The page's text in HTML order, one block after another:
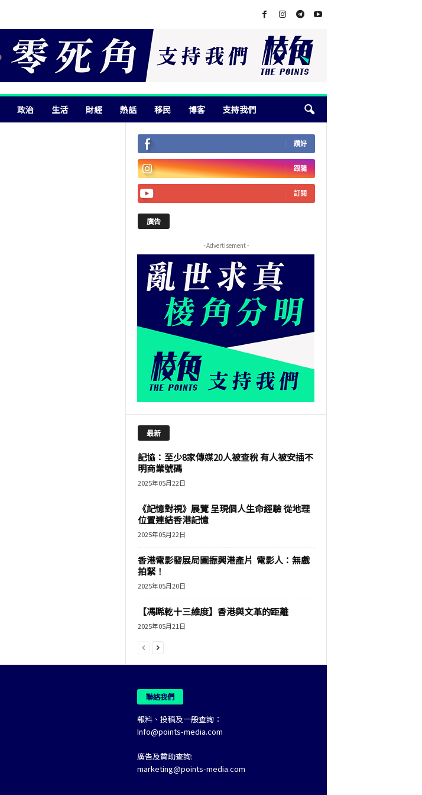
政治 生活 財經 熱話 移民 博客 支持我們
讚好
跟隨
訂閱
廣告
- Advertisement -
最新
記協：至少8家傳媒20人被查稅 有人被安插不
明商業號碼
2025年05月22日
《記憶對視》展覽 呈現個人生命經驗 從地理
位置連結香港記憶
2025年05月22日
香港電影發展局圖振興港產片 電影人：無戲
拍緊！
2025年05月20日
【馮睎乾十三維度】香港與文革的距離
2025年05月21日
聯絡我們
報料、投稿及一般查詢：
Info@points-media.com
廣告及贊助查詢:
marketing@points-media.com